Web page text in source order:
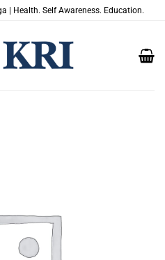
| Health. Self Awareness. Education.